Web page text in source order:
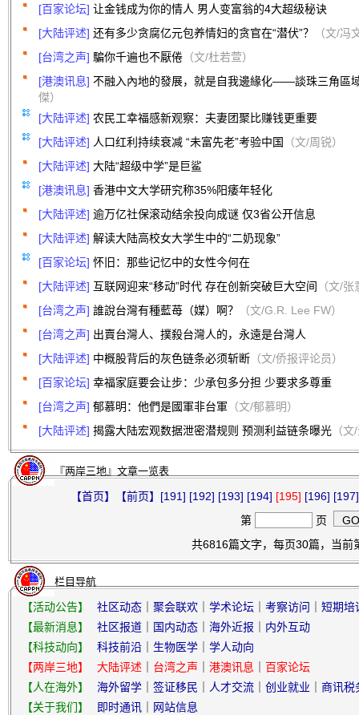
[百家论坛] 让金钱成为你的情人 男人变富翁的4大超级秘诀
[大陆评述] 还有多少贪腐亿元包养情妇的贪官在“潜伏”？
（文/冯
[台湾之声] 騙你千遍也不厭倦 （文/杜若萱）
[港澳讯息] 不融入內地的發展，就是自我邊緣化——談珠三角區
傑）
[大陆评述] 农民工幸福感新观察：夫妻团聚比赚钱更重要
[大陆评述] 人口红利持续衰减 “未富先老”考验中国
（文/周锐）
[大陆评述] 大陆“超级中学”是巨鲨
[港澳讯息] 香港中文大学研究称35%阳痿年轻化
[大陆评述] 逾万亿社保滚动结余投向成谜 仅3省公开信息
[大陆评述] 解读大陆高校女大学生中的“二奶现象”
[百家论坛] 怀旧：那些记忆中的女性今何在
[大陆评述] 互联网迎来“移动”时代 存在创新突破巨大空间
（文/
[台湾之声] 誰說台灣有種藍苺（媒）啊？
（文/G.R. Lee FW）
[台湾之声] 出賣台灣人、撲殺台灣人的，永遠是台灣人
[大陆评述] 中概股背后的灰色链条必须斩断 （文/侨报评论员）
[百家论坛] 幸福家庭要会让步：少承包多分担 少要求多尊重
[台湾之声] 郁慕明：他們是國軍非台軍 （文/郁慕明）
[大陆评述] 揭露大陆宏观数据泄密潜规则 预测利益链条曝光 （
『两岸三地』文章一览表
【首页】 【前页】 [191] [192] [193] [194] [195] [196] [197]
第
页
共6816篇文字，每页30篇，当前
栏目导航
【活动公告】 社区动态 聚会联欢 学术论坛 考察访问
短期培
【最新消息】
社区报道 国内动态 海外近报
内外互动
【科技动向】
科技前沿 生物医学
学人动向
【两岸三地】
大陆评述 台湾之声 港澳讯息
百家论坛
【人在海外】
海外留学 签证移民 人才交流 创业就业
商讯税
【关于我们】
即时通讯 网站信息